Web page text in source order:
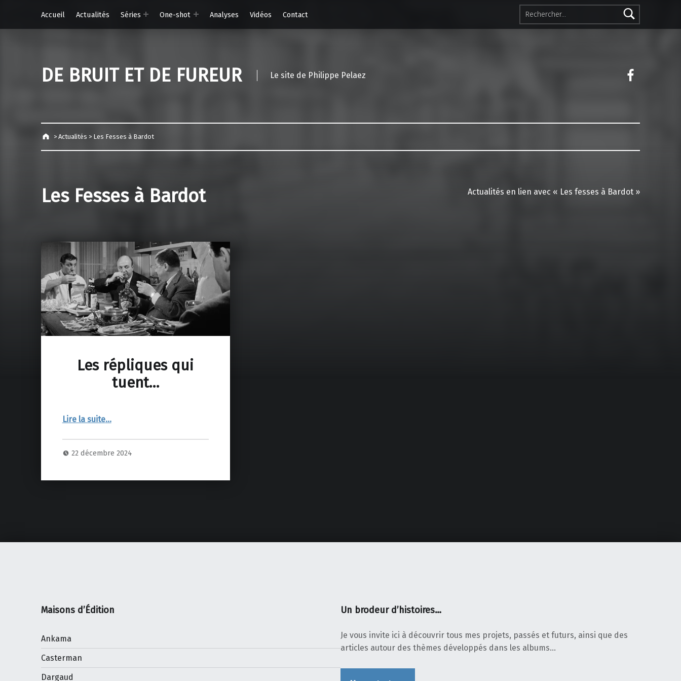
Rechercher :
Accueil
Actualités Séries One-shot Analyses Vidéos Contact
DE BRUIT ET DE FUREUR Le site de Philippe Pelaez
>Actualités > Les Fesses à Bardot
Les Fesses à Bardot Actualités en lien avec « Les fesses à Bardot »
Les répliques qui
tuent…
Lire la suite…
22 décembre 2024
Maisons d’Édition
Ankama
Casterman
Dargaud
Un brodeur d’histoires…
Je vous invite ici à découvrir tous mes projets, passés et futurs, ainsi que des
articles autour des thèmes développés dans les albums…